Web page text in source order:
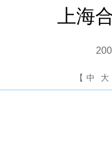
上海
【 中 大